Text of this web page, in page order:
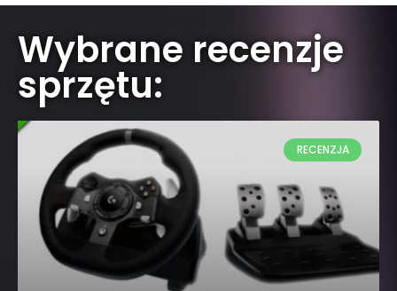
Wybrane recenzje
sprzętu:
RECENZJA